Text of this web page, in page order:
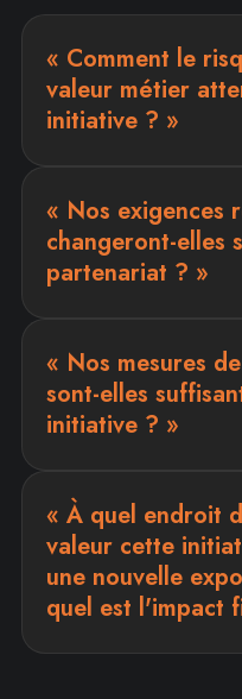
« Comment le
valeur métier
initiative ? »
« Nos exigences
changeront-elles
partenariat ? »
« Nos mesures
sont-elles
initiative ? »
« À quel endroit
valeur cette
une nouvelle
quel est l'impact